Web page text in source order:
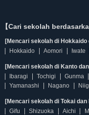
【Cari sekolah
[Mencari sekolah di Hokkaido
Hokkaido
Aomori Iwate
[Mencari sekolah di Kanto
Ibaragi
Tochigi Gunma
Yamanashi
Nagano
[Mencari sekolah di Tokai
Gifu
Shizuoka Aichi